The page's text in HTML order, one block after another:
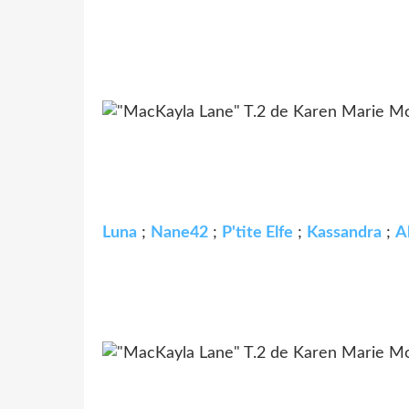
Luna ; Nane42 ; P'tite Elfe ; Kassandra ;